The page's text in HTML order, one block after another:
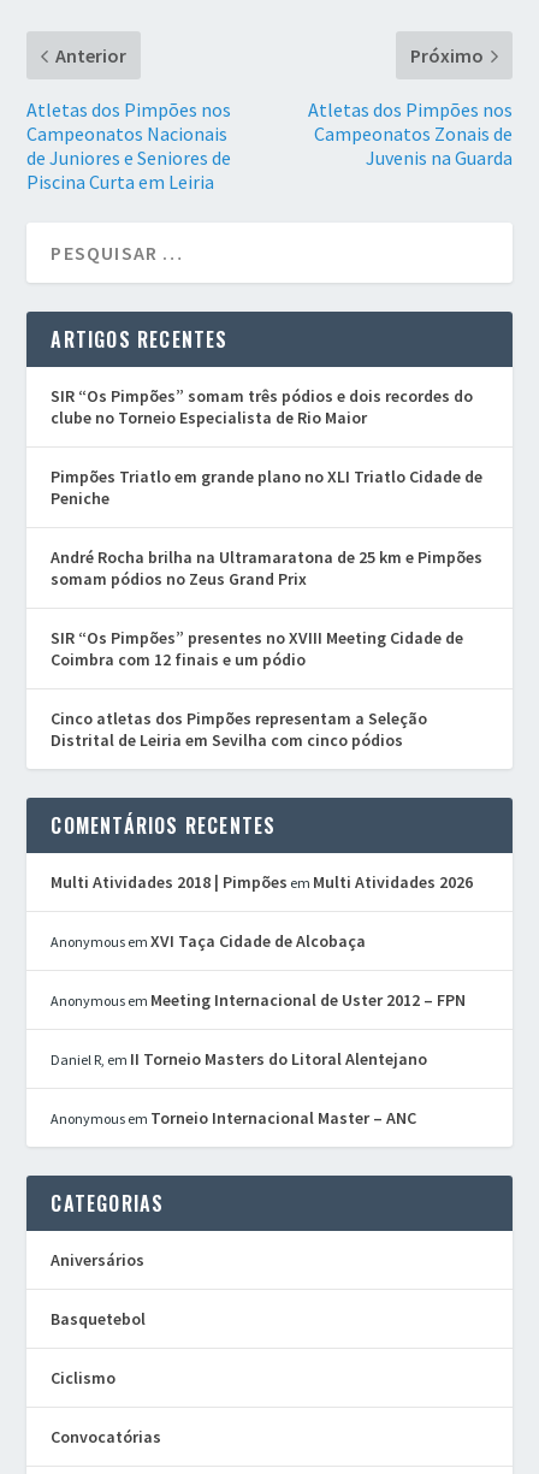
Anterior
Atletas dos Pimpões nos
Campeonatos Nacionais
de Juniores e Seniores de
Piscina Curta em Leiria
Próximo
Atletas dos Pimpões nos
Campeonatos Zonais de
Juvenis na Guarda
ARTIGOS RECENTES
SIR “Os Pimpões” somam três pódios e dois recordes do
clube no Torneio Especialista de Rio Maior
Pimpões Triatlo em grande plano no XLI Triatlo Cidade de
Peniche
André Rocha brilha na Ultramaratona de 25 km e Pimpões
somam pódios no Zeus Grand Prix
SIR “Os Pimpões” presentes no XVIII Meeting Cidade de
Coimbra com 12 finais e um pódio
Cinco atletas dos Pimpões representam a Seleção
Distrital de Leiria em Sevilha com cinco pódios
COMENTÁRIOS RECENTES
Multi Atividades 2018 | Pimpões em Multi Atividades 2026
Anonymous emXVI Taça Cidade de Alcobaça
Anonymous em Meeting Internacional de Uster 2012 – FPN
Daniel R, em II Torneio Masters do Litoral Alentejano
Anonymous em Torneio Internacional Master – ANC
CATEGORIAS
Aniversários
Basquetebol
Ciclismo
Convocatórias